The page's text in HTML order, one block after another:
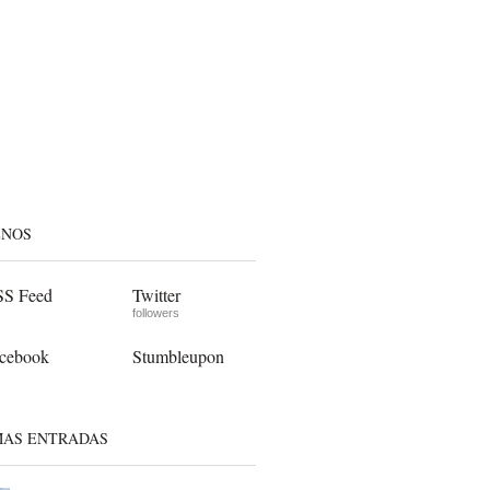
Feed Twitter
followers
Stumbleupon
ENTRADAS